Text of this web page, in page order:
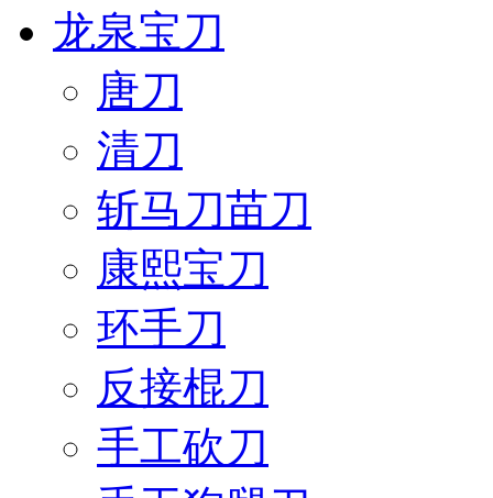
龙泉宝刀
唐刀
清刀
斩马刀苗刀
康熙宝刀
环手刀
反接棍刀
手工砍刀